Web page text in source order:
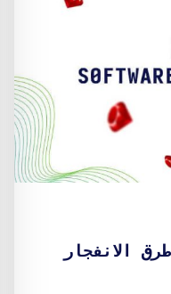
الانفجار